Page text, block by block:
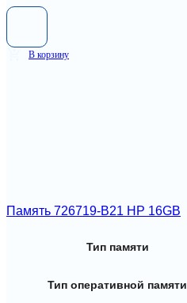
В корзину
Память 726719-B21 HP 16GB
Тип памяти
Тип оперативной памяти